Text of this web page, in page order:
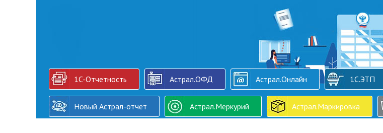
1C-Отчетность Астрал.ОФД Астрал.Онлайн 1С.ЭТП
Новый Астрал-отчет Астрал.Меркурий Астрал.Маркировка